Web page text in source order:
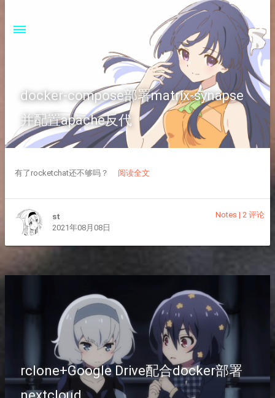
docker-compose部署matrix-synapse
并配置apache反代
有了rocketchat还不够吗？ 阅读全文
st
2021年08月08日
Notes |2 评论
rclone+Google Drive配合docker部署